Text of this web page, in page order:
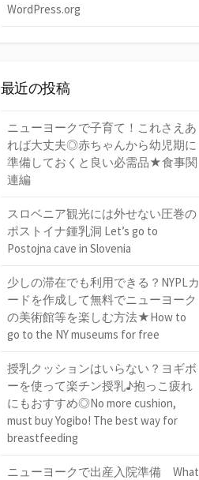
WordPress.org
最近の投稿
ニューヨークで子育て！これさえあ
れば大丈夫◎赤ちゃんから幼児期に
準備しておくと良い必需品★食事関
連編
スロベニア観光には外せない圧巻の
ポストイナ鍾乳洞 Let’s go to
Postojna cave in Slovenia
少しの滞在でも利用できる？NYPLカ
ードを作成して無料でニューヨーク
の美術館等を楽しむ方法★How to
go to the NY museums for free
授乳クッションはいらない？ヨギボ
ーを使って楽チン授乳♪抱っこ疲れ
にもおすすめ◎No more cushion,
must buy Yogibo! The best way for
breastfeeding
ニューヨークで出産入院準備 What